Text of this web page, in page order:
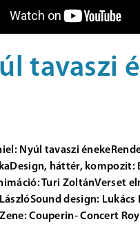
tavaszi
Nyúl tavaszi
háttér, kompozit:
Turi ZoltánVerset
design: Lukács
Couperin- Concert